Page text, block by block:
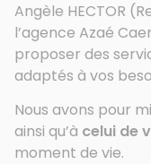
Angèle HECTOR
l’agence Azaé
proposer des
adaptés à vos
Nous avons pour
ainsi qu’à celui de
moment de vie.